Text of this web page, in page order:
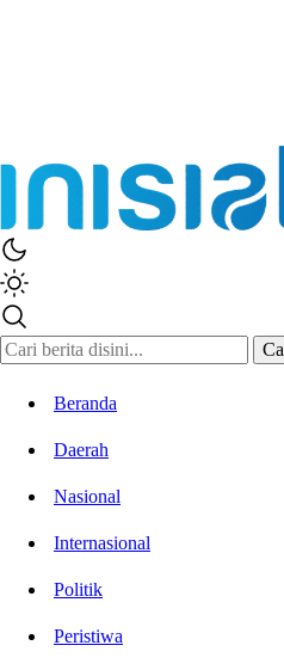
Inisiatif.co
Stay Connected Stay Informed
Beranda
Daerah
Nasional
Internasional
Politik
Peristiwa